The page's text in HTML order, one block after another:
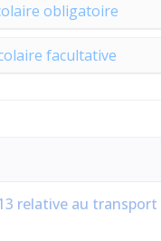
obligatoire
facultative
relative au